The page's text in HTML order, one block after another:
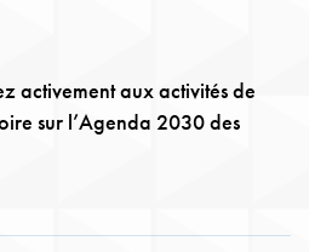
activement aux activités de
sur l’Agenda 2030 des